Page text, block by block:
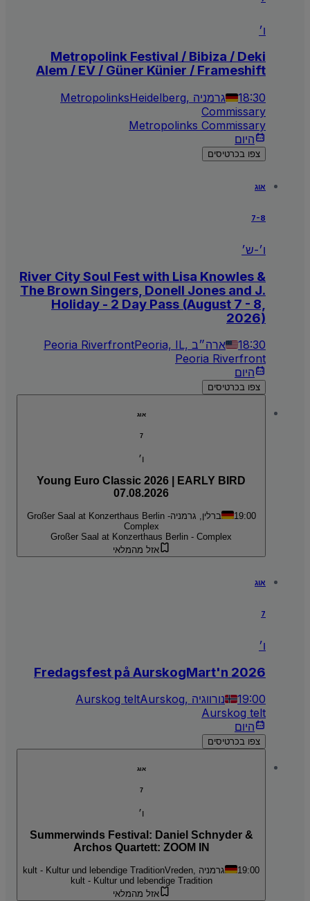
Metropolink Festival / Bibiza / Deki
Alem / EV / Güner Künier / Frameshift
18:30 Heidelberg, גרמניה
Metropolinks
Commissary
Metropolinks Commissary
היום
צפו בכרטיסים
אוג
7-8
ו׳-ש׳
River City Soul Fest with Lisa Knowles &
The Brown Singers, Donell Jones and J.
Holiday - 2 Day Pass (August 7 - 8,
2026)
18:30 Peoria, IL, ארה״ב
Peoria Riverfront
Peoria Riverfront
היום
צפו בכרטיסים
אוג
Young Euro Classic 2026 | EARLY BIRD
07.08.2026
19:00 ברלין, גרמניהGroßer Saal at Konzerthaus Berlin -
Complex
Großer Saal at Konzerthaus Berlin - Complex
אזל מהמלאי
אוג
Fredagsfest på AurskogMart'n 2026
19:00 Aurskog, נורווגיה
Aurskog telt
Aurskog telt
היום
צפו בכרטיסים
אוג
Summerwinds Festival: Daniel Schnyder &
Archos Quartett: ZOOM IN
19:00 Vreden, גרמניה
kult - Kultur und lebendige Tradition
kult - Kultur und lebendige Tradition
אזל מהמלאי